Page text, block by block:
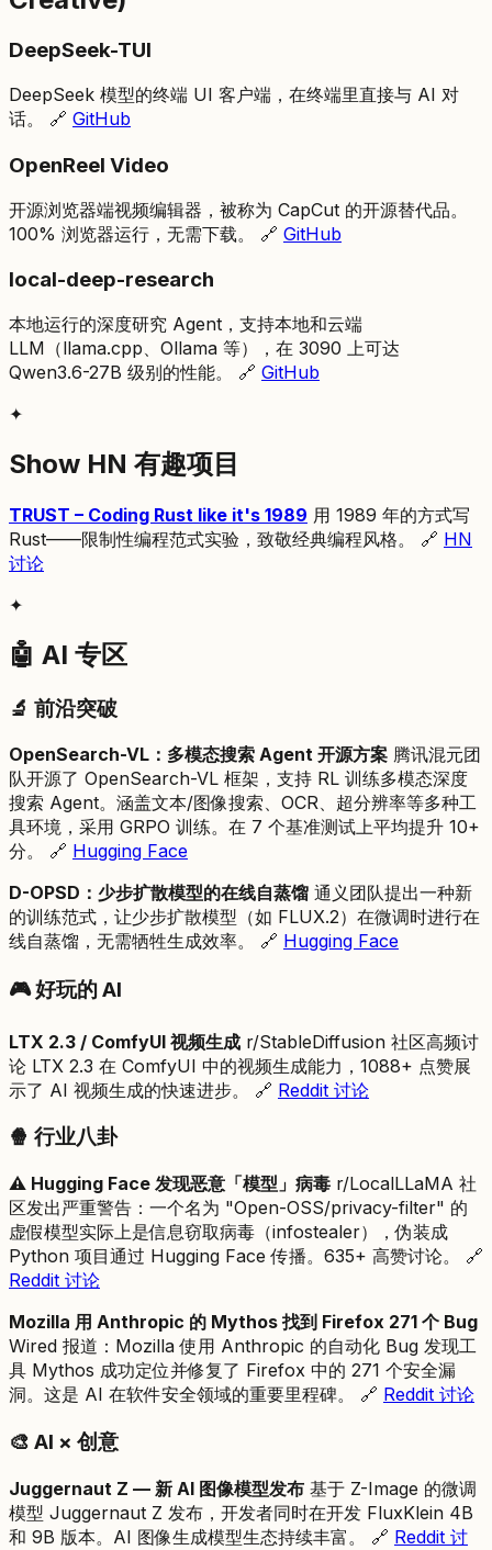
DeepSeek-TUI
DeepSeek 模型的终端 UI 客户端，在终端里直接与 AI 对
话。 🔗 GitHub
OpenReel Video
开源浏览器端视频编辑器，被称为 CapCut 的开源替代品。
100% 浏览器运行，无需下载。 🔗 GitHub
local-deep-research
本地运行的深度研究 Agent，支持本地和云端
LLM（llama.cpp、Ollama 等），在 3090 上可达
Qwen3.6-27B 级别的性能。 🔗 GitHub
✦
Show HN 有趣项目
TRUST – Coding Rust like it's 1989 用 1989 年的方式写
Rust——限制性编程范式实验，致敬经典编程风格。 🔗 HN
讨论
✦
🤖 AI 专区
🔬 前沿突破
OpenSearch-VL：多模态搜索 Agent 开源方案 腾讯混元团
队开源了 OpenSearch-VL 框架，支持 RL 训练多模态深度
搜索 Agent。涵盖文本/图像搜索、OCR、超分辨率等多种工
具环境，采用 GRPO 训练。在 7 个基准测试上平均提升 10+
分。 🔗 Hugging Face
D-OPSD：少步扩散模型的在线自蒸馏 通义团队提出一种新
的训练范式，让少步扩散模型（如 FLUX.2）在微调时进行在
线自蒸馏，无需牺牲生成效率。 🔗 Hugging Face
🎮 好玩的 AI
LTX 2.3 / ComfyUI 视频生成 r/StableDiffusion 社区高频讨
论 LTX 2.3 在 ComfyUI 中的视频生成能力，1088+ 点赞展
示了 AI 视频生成的快速进步。 🔗 Reddit 讨论
🍿 行业八卦
⚠️ Hugging Face 发现恶意「模型」病毒 r/LocalLLaMA 社
区发出严重警告：一个名为 "Open-OSS/privacy-filter" 的
虚假模型实际上是信息窃取病毒（infostealer），伪装成
Python 项目通过 Hugging Face 传播。635+ 高赞讨论。 🔗
Reddit 讨论
Mozilla 用 Anthropic 的 Mythos 找到 Firefox 271 个 Bug
Wired 报道：Mozilla 使用 Anthropic 的自动化 Bug 发现工
具 Mythos 成功定位并修复了 Firefox 中的 271 个安全漏
洞。这是 AI 在软件安全领域的重要里程碑。 🔗 Reddit 讨论
🎨 AI × 创意
Juggernaut Z — 新 AI 图像模型发布 基于 Z-Image 的微调
模型 Juggernaut Z 发布，开发者同时在开发 FluxKlein 4B
和 9B 版本。AI 图像生成模型生态持续丰富。 🔗 Reddit 讨